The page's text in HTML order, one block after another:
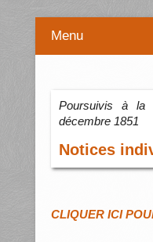
Menu
Poursuivis à la
décembre 1851
Notices
CLIQUER ICI